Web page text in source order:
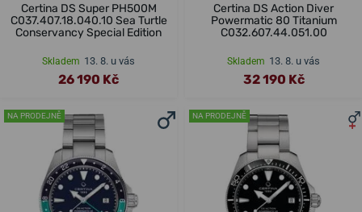
Certina DS Super PH500M
C037.407.18.040.10 Sea Turtle
Conservancy Special Edition
Skladem 13. 8. u vás
26 190 Kč
Certina DS Action Diver
Powermatic 80 Titanium
C032.607.44.051.00
Skladem 13. 8. u vás
32 190 Kč
NA PRODEJNĚ NA PRODEJNĚ